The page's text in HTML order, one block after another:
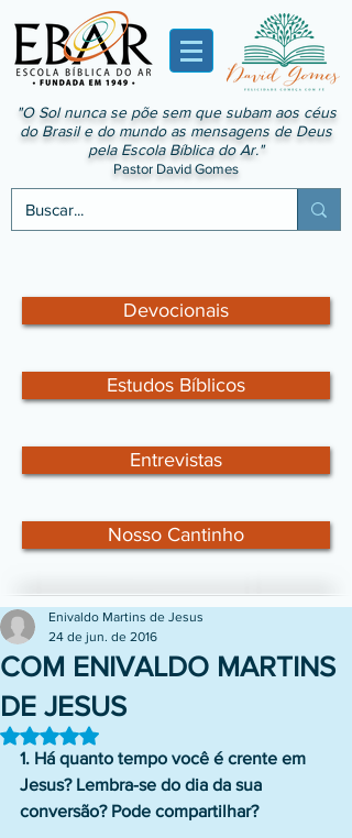
"O Sol nunca se põe sem que subam aos céus
do Brasil e do mundo as mensagens de Deus
pela Escola Bíblica do Ar."
Pastor David Gomes
Devocionais
Estudos Bíblicos
Entrevistas
Nosso Cantinho
COM ENIVALDO MARTINS
DE JESUS
Enivaldo Martins de Jesus
24 de jun. de 2016
Avaliado com NaN de 5 estrelas.
1. Há quanto tempo você é crente em
Jesus? Lembra-se do dia da sua
conversão? Pode compartilhar?